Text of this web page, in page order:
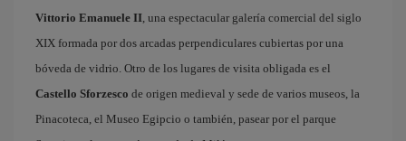
Vittorio Emanuele II, una espectacular galería comercial del siglo
XIX formada por dos arcadas perpendiculares cubiertas por una
bóveda de vidrio. Otro de los lugares de visita obligada es el
Castello Sforzesco de origen medieval y sede de varios museos, la
Pinacoteca, el Museo Egipcio o también, pasear por el parque